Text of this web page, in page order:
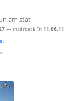
am stat
— încărcată în 11.06.11
,